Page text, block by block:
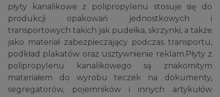
płyty kanalikowe z polipropylenu stosuje się do
produkcji opakowań jednostkowych i
transportowych takich jak pudełka, skrzynki, a także
jako materiał zabezpieczający podczas transportu,
podkład plakatów oraz usztywnienie reklam.Płyty z
polipropylenu kanalikowego są znakomitym
materiałem do wyrobu teczek na dokumenty,
segregatorów, pojemników i innych artykułów